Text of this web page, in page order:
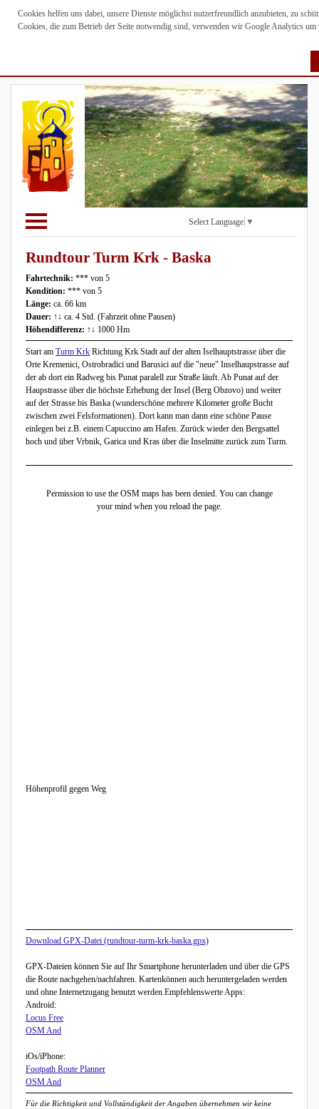
Cookies helfen uns dabei, unsere Dienste möglichst nutzerfreundlich anzubieten, zu
Cookies, die zum Betrieb der Seite notwendig sind, verwenden wir Google Analytics um
Select Language ▼
Rundtour Turm Krk - Baska
Fahrtechnik: *** von 5
Kondition: *** von 5
Länge: ca. 66 km
Dauer: ↑↓ ca. 4 Std. (Fahrzeit ohne Pausen)
Höhendifferenz: ↑↓ 1000 Hm
Start am Turm Krk Richtung Krk Stadt auf der alten Iselhauptstrasse über die
Orte Kremenici, Ostrobradici und Barusici auf die "neue" Inselhaupstrasse auf
der ab dort ein Radweg bis Punat paralell zur Straße läuft. Ab Punat auf der
Haupstrasse über die höchste Erhebung der Insel (Berg Obzovo) und weiter
auf der Strasse bis Baska (wunderschöne mehrere Kilometer große Bucht
zwischen zwei Felsformationen). Dort kann man dann eine schöne Pause
einlegen bei z.B. einem Capuccino am Hafen. Zurück wieder den Bergsattel
hoch und über Vrbnik, Garica und Kras über die Inselmitte zurück zum Turm.
Permission to use the OSM maps has been denied. You can change
your mind when you reload the page.
Höhenprofil gegen Weg
Download GPX-Datei (rundtour-turm-krk-baska.gpx)
GPX-Dateien können Sie auf Ihr Smartphone herunterladen und über die GPS
die Route nachgehen/nachfahren. Kartenkönnen auch heruntergeladen werden
und ohne Internetzugang benutzt werden.Empfehlenswerte Apps:
Android:
Locus Free
OSM And
iOs/iPhone:
Footpath Route Planner
OSM And
Für die Richtigkeit und Vollständigkeit der Angaben übernehmen wir keine